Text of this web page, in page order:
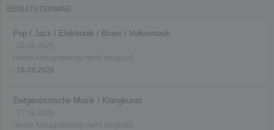
BEIRATSTERMINE
Pop / Jazz / Elektronik / Blues / Volksmusik
. 10.09.2026
Zeitgenössische Musik / Klangkunst